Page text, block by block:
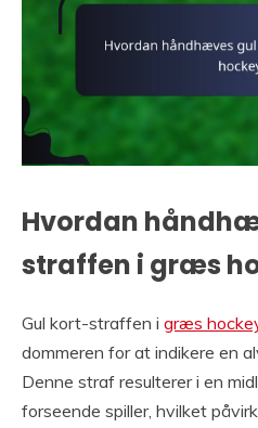
Hvordan
straffen i græs
Gul kort-straffen i græs
dommeren for at indikere en
Denne straf resulterer i en
forseende spiller, hvilket